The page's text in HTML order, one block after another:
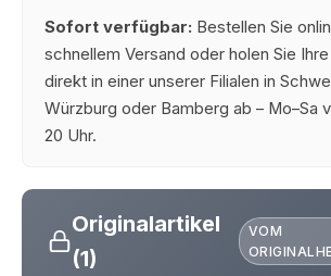
Sofort verfügbar: Bestellen Sie
schnellem Versand oder holen Sie
direkt in einer unserer Filialen in
Würzburg oder Bamberg ab – Mo–Sa
20 Uhr.
Originalartikel
(1)
VOM